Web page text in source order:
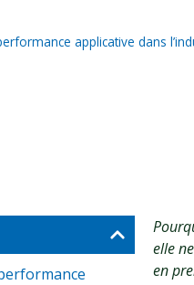
applicative dans
elle
en